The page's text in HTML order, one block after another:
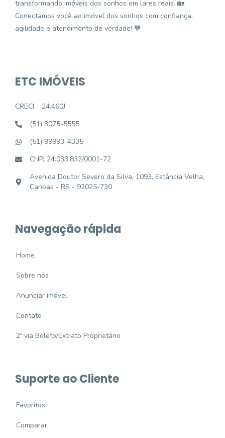
transformando imóveis dos sonhos em lares reais. 🏡
Conectamos você ao imóvel dos sonhos com confiança,
agilidade e atendimento de verdade! 💙
ETC IMÓVEIS
CRECI
24.460J
(51) 3075-5555
(51) 99993-4335
CNPJ 24.033.832/0001-72
Avenida Doutor Severo da Silva, 1093, Estância Velha,
Canoas - RS - 92025-730
Navegação rápida
Home
Sobre nós
Anunciar imóvel
Contato
2ª via Boleto/Extrato Proprietário
Suporte ao Cliente
Favoritos
Comparar